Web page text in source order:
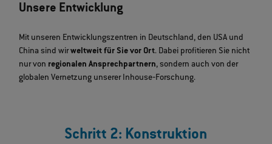
Unsere Entwicklung
Mit unseren Entwicklungszentren in Deutschland, den USA und
China sind wirweltweit für Sie vor Ort. Dabei profitieren Sie nicht
nur von regionalen Ansprechpartnern, sondern auch von der
globalen Vernetzung unserer Inhouse‐Forschung.
Schritt 2: Konstruktion